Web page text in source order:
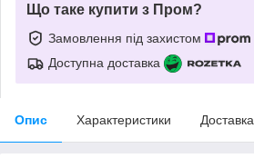
Що таке купити з Пром?
Замовлення під захистом
Доступна доставка
Опис Характеристики Доставка